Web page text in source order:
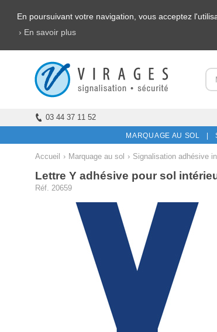
En poursuivant votre navigation, vous acceptez
› En savoir plus
03 44 37 11 52
MARQUAGE AU SOL |
Accueil › Marquage au sol › Signalisation adhésive
Lettre Y adhésive pour sol
Réf. 20659